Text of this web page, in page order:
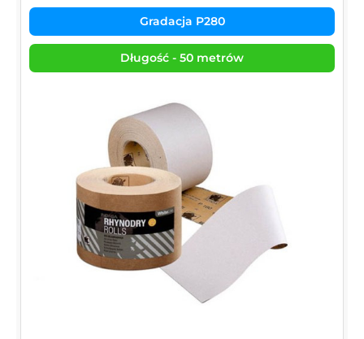
Gradacja P280
Długość - 50 metrów